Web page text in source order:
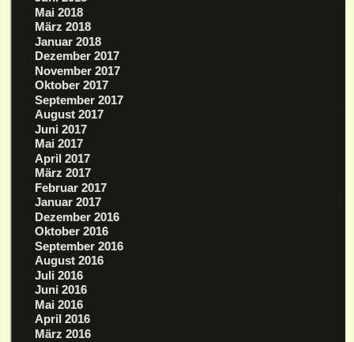
Mai 2018
März 2018
Januar 2018
Dezember 2017
November 2017
Oktober 2017
September 2017
August 2017
Juni 2017
Mai 2017
April 2017
März 2017
Februar 2017
Januar 2017
Dezember 2016
Oktober 2016
September 2016
August 2016
Juli 2016
Juni 2016
Mai 2016
April 2016
März 2016